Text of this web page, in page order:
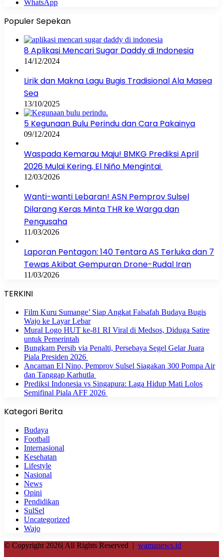
WhatsApp
Populer Sepekan
8 Aplikasi Mencari Sugar Daddy di Indonesia
14/12/2024
Lirik dan Makna Lagu Bugis Tradisional Ala Masea
Sea
13/10/2025
5 Kegunaan Bulu Perindu dan Cara Pakainya
09/12/2024
Waspada Kemarau Maju! BMKG Prediksi April
2026 Mulai Kering, El Niño Mengintai
12/03/2026
Wanti-wanti Lebaran! ASN Pemprov Sulsel
Dilarang Keras Minta THR ke Warga dan
Pengusaha
11/03/2026
Laporan Pentagon: 140 Tentara AS Terluka dan 7
Tewas Akibat Gempuran Drone-Rudal Iran
11/03/2026
TERKINI
Film Kuru Sumange’ Siap Angkat Falsafah Budaya Bugis
Wajo ke Layar Lebar
Mural Logo HUT ke-81 RI Viral di Medsos, Diduga Satire
untuk Pemerintah
Bungkam Persib via Penalti, Persebaya Segel Gelar Juara
Piala Presiden 2026
Ancaman El Nino, Pemprov Sulsel Siagakan 300 Pompa Air
dan Tanggap Karhutla
Prediksi Indonesia vs Singapura: Laga Hidup Mati Lolos
Semifinal Piala AFF 2026
Kategori Berita
Budaya
Football
Internasional
Kesehatan
Lifestyle
Nasional
News
Opini
Pendidikan
SulSel
Uncategorized
Wajo
© Copyright 2026| All Rights Reserved | wamanews.id